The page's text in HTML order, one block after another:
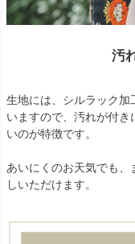
汚
生地には、シルラック加
いますので、汚れが付
いのが特徴です。
あいにくのお天気でも
しいただけます。